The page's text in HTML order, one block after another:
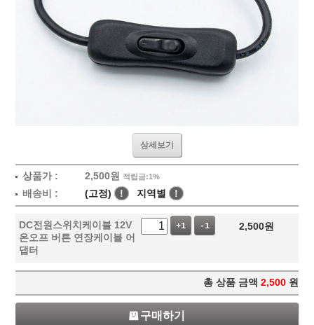
상세보기
상품가 : 2,500원 적립금:1%
배송비 : (고정) ! 지역별 !
DC전원스위치케이블 12V
온오프 버튼 연장케이블 어
댑터
+1 -1 2,500원
총 상품 금액 2,500 원
구매하기